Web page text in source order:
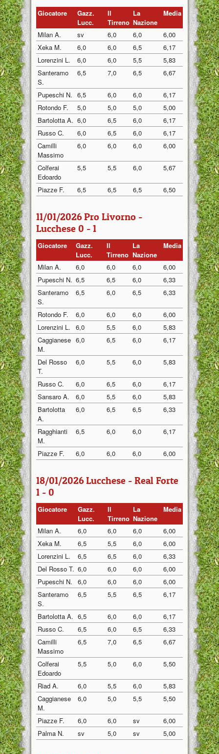
Giocatore
Gazz.
Lucc.
Il
Tirreno
La
Nazione
Media
Milan A. sv 6,0 6,0
6,00
Xeka M.
6,0 6,0 6,5
6,17
Lorenzini L.
6,0 6,0 5,5
5,83
Santeramo
S.
6,5 7,0 6,5 6,67
Pupeschi N. 6,5 6,0 6,0
6,17
Rotondo F.
5,0 5,0 5,0
5,00
Bartolotta A. 6,0 6,5 6,0
6,17
Russo C.
6,0 6,5 6,0
6,17
Camilli
Massimo
6,0 6,0 6,0 6,00
Colferai
Edoardo
5,5 5,5 6,0 5,67
Piazze F. 6,5 6,5 6,5 6,50
11/01/2026 Pro Livorno -
Lucchese 0 - 1
Giocatore
Gazz.
Lucc.
Il
Tirreno
La
Nazione
Media
Milan A. 6,0 6,0 6,0
6,00
Pupeschi N. 6,5 6,5 6,0
6,33
Santeramo
S.
6,5 6,0 6,5 6,33
Rotondo F. 6,0 6,0 6,0
6,00
Lorenzini L.
6,0 5,5 6,0
5,83
Caggianese
M.
6,0 6,5 6,0 6,17
Del Rosso
T.
6,0 5,5 6,0 5,83
Russo C. 6,0 6,5 6,0
6,17
Sansaro A.
6,0 5,5 6,0
5,83
Bartolotta
A.
6,0 6,5 6,5 6,33
Ragghianti
M.
6,5 6,0 6,0 6,17
Piazze F. 6,0 6,0 6,0 6,00
18/01/2026 Lucchese - Real Forte
1 - 0
Giocatore
Gazz.
Lucc.
Il
Tirreno
La
Nazione
Media
Milan A. 6,0 6,0 6,0
6,00
Xeka M.
6,5 5,5 6,0
6,00
Lorenzini L.
6,5 6,5 6,0
6,33
Del Rosso T. 6,0 6,0 6,0
6,00
Pupeschi N.
6,0 6,0 6,0
6,00
Santeramo
S.
6,5 5,5 6,5 6,17
Bartolotta A. 6,5 6,0 6,0
6,17
Russo C.
6,5 6,0 6,5
6,33
Camilli
Massimo
6,5 7,0 6,5 6,67
Colferai
Edoardo
5,5 5,0 6,0 5,50
Riad A. 6,0 5,5 6,0
5,83
Caggianese
M.
6,0 5,0 5,5 5,50
Piazze F. 6,0 6,0 sv
6,00
Palma N.
sv 5,0 sv 5,00